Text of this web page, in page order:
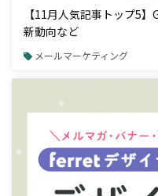
【11月人気記事トップ5
新動向など
メールマーケティング